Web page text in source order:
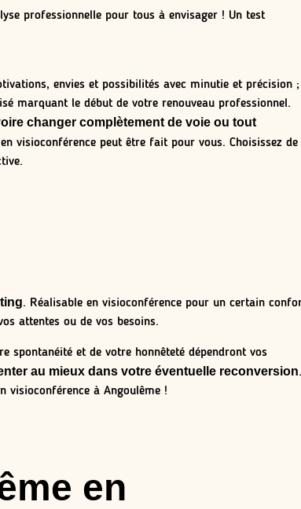
professionnelle pour tous à envisager ! Un test
envies et possibilités avec minutie et précision ;
marquant le début de votre renouveau professionnel.
changer complètement de voie ou tout
en visioconférence peut être fait pour vous. Choisissez de
. Réalisable en visioconférence pour un certain
attentes ou de vos besoins.
spontanéité et de votre honnêteté dépendront vos
au mieux dans votre éventuelle reconversion.
visioconférence à Angoulême !
en